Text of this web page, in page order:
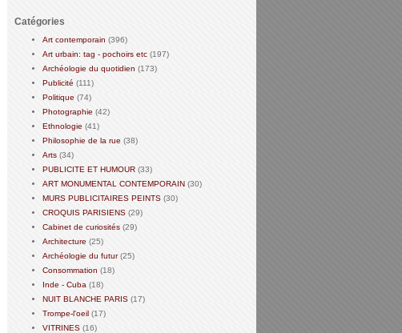
Catégories
Art contemporain (396)
Art urbain: tag - pochoirs etc (197)
Archéologie du quotidien (173)
Publicité (111)
Politique (74)
Photographie (42)
Ethnologie (41)
Philosophie de la rue (38)
Arts (34)
PUBLICITE ET HUMOUR (33)
ART MONUMENTAL CONTEMPORAIN (30)
MURS PUBLICITAIRES PEINTS (30)
CROQUIS PARISIENS (29)
Cabinet de curiosités (29)
Architecture (25)
Archéologie du futur(25)
Consommation (18)
Inde - Cuba (18)
NUIT BLANCHE PARIS (17)
Trompe-l'oeil (17)
VITRINES (16)